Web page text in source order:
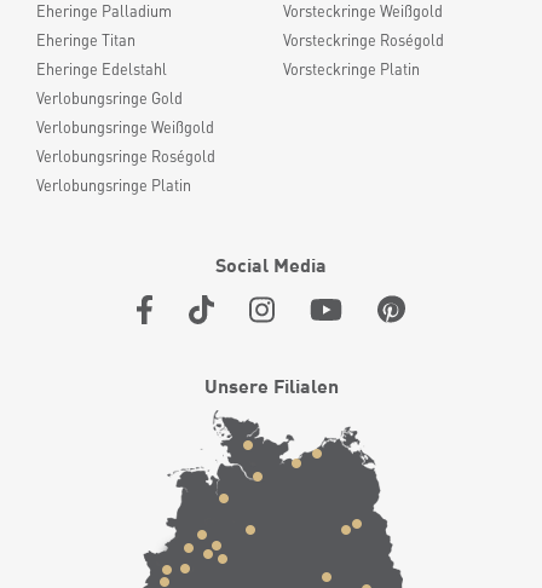
Eheringe Palladium
Eheringe Titan
Eheringe Edelstahl
Verlobungsringe Gold
Verlobungsringe Weißgold
Verlobungsringe Roségold
Verlobungsringe Platin
Vorsteckringe Weißgold
Vorsteckringe Roségold
Vorsteckringe Platin
Social Media
Unsere Filialen